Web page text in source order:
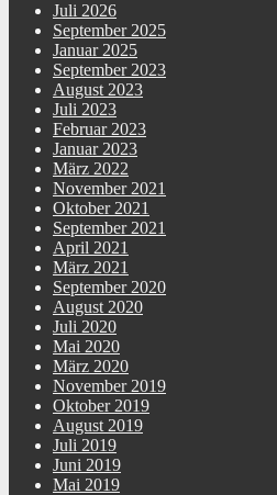
Material Sattelbezug
Ausstattung
Ständer
Reflektoren
Art Leuchtmittel vorne
Bauart Vorderbremse
Beleuchtung Scooter
WEEE-Reg.-Nr. DE
Fahrersitz vorhanden
Warnhinweise
Anzeige Cockpit
Juli 2026
September 2025
Januar 2025
September 2023
August 2023
Juli 2023
Februar 2023
Januar 2023
März 2022
November 2021
Oktober 2021
September 2021
April 2021
März 2021
September 2020
August 2020
Juli 2020
Mai 2020
März 2020
November 2019
Oktober 2019
August 2019
Juli 2019
Juni 2019
Mai 2019